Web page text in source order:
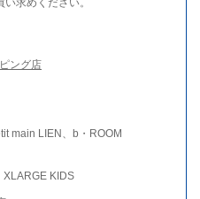
求めください。
ング店
main LIEN、b・ROOM
KIDS